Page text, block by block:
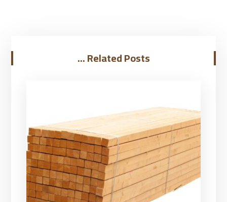
Related Posts ...